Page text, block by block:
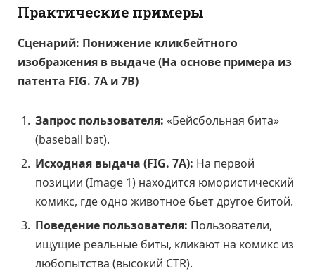
Практические примеры
Сценарий: Понижение кликбейтного
изображения в выдаче (На основе примера из
патента FIG. 7A и 7B)
Запрос пользователя: «Бейсбольная бита»
(baseball bat).
Исходная выдача (FIG. 7A): На первой
позиции (Image 1) находится юмористический
комикс, где одно животное бьет другое битой.
Поведение пользователя: Пользователи,
ищущие реальные биты, кликают на комикс из
любопытства (высокий CTR).